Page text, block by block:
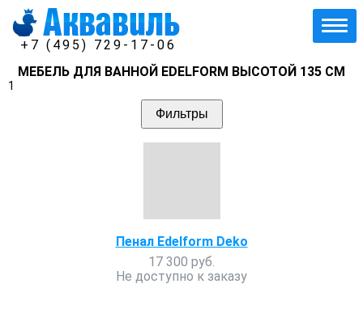
+7 (495) 729-17-06
МЕБЕЛЬ ДЛЯ ВАННОЙ EDELFORM ВЫСОТОЙ 135 СМ
1
Фильтры
Пенал Edelform Deko
17 300 руб.
Не доступно к заказу